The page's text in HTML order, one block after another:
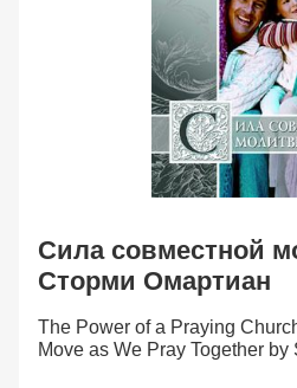
Сила совместной
Сторми Омартиан
The Power of a Praying
Move as We Pray Together by